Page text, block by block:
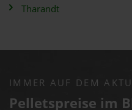
Tharandt
IMMER AUF DEM
Pelletspreise im